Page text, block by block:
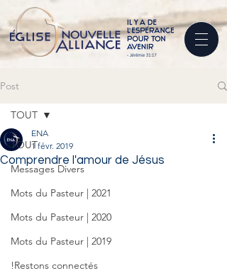
Post
TOUT
Messages Divers
Mots du Pasteur | 2021
Mots du Pasteur | 2020
Mots du Pasteur | 2019
!Restons connectés
TOUT
​Comprendre l'amour de Jésus
ENA
1 févr. 2019